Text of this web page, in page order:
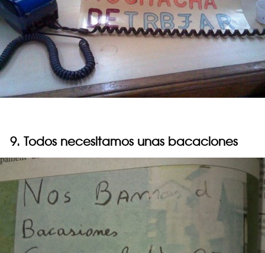
9. Todos necesitamos unas bacaciones